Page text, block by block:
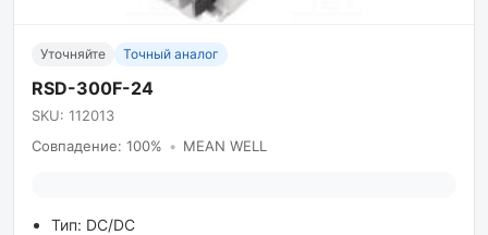
Уточняйте Точный аналог
RSD-300F-24
SKU: 112013
Совпадение: 100% • MEAN WELL
Тип: DC/DC